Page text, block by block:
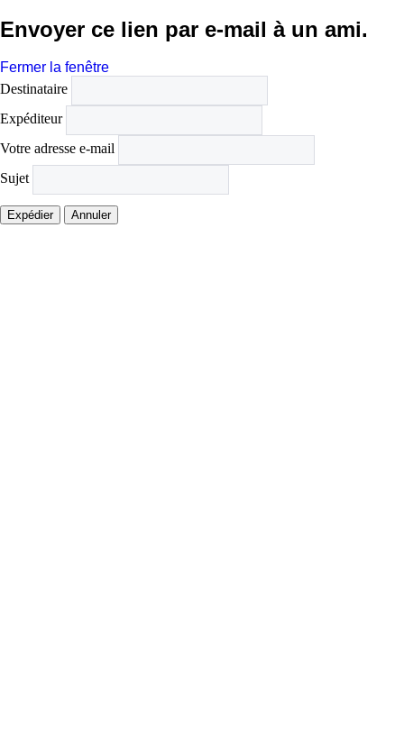
Envoyer ce lien par e-mail à un ami.
Fermer la fenêtre
Destinataire
Expéditeur
Votre adresse e-mail
Sujet
Expédier Annuler